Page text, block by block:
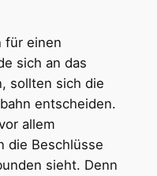
für einen
sich an das
sollten sich die
entscheiden.
allem
die Beschlüsse
sieht. Denn